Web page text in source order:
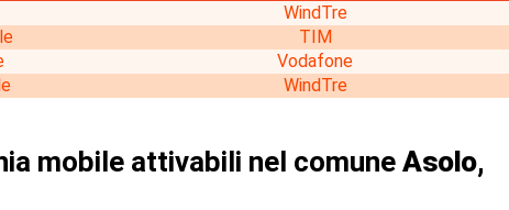
WindTre
TIM
Vodafone
WindTre
mobile attivabili nel comune Asolo,